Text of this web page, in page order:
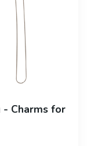
- Charms for